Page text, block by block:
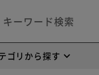
ゴリから探す